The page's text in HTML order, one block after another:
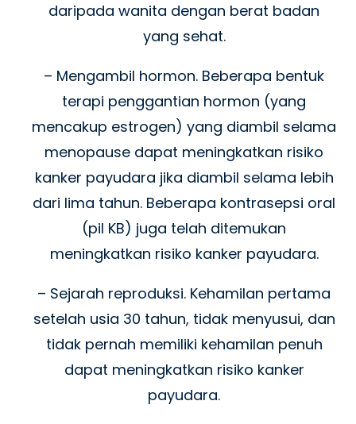
daripada wanita dengan berat badan
yang sehat.
– Mengambil hormon. Beberapa bentuk
terapi penggantian hormon (yang
mencakup estrogen) yang diambil selama
menopause dapat meningkatkan risiko
kanker payudara jika diambil selama lebih
dari lima tahun. Beberapa kontrasepsi oral
(pil KB) juga telah ditemukan
meningkatkan risiko kanker payudara.
– Sejarah reproduksi. Kehamilan pertama
setelah usia 30 tahun, tidak menyusui, dan
tidak pernah memiliki kehamilan penuh
dapat meningkatkan risiko kanker
payudara.